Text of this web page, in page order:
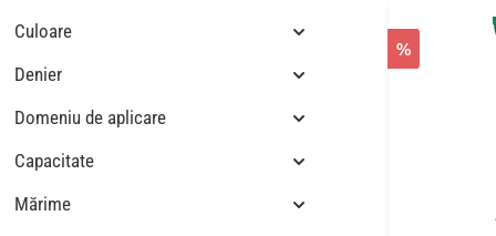
Culoare
Denier
Domeniu de aplicare
Capacitate
Mărime
%